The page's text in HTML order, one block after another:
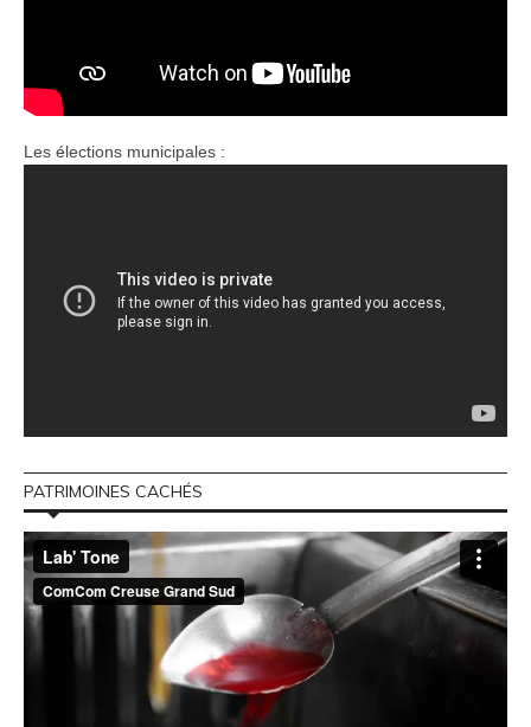
Les élections municipales :
PATRIMOINES CACHÉS